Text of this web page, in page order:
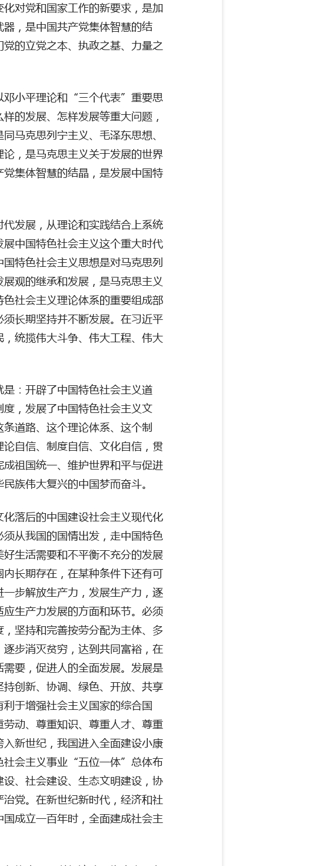
对党和国家工作的新要求，是加
，是中国共产党集体智慧的结
的立党之本、执政之基、力量之
小平理论和 “三个代表”重要思
的发展、怎样发展等重大问题，
马克思列宁主义、毛泽东思想、
，是马克思主义关于发展的世界
集体智慧的结晶，是发展中国特
发展，从理论和实践结合上系统
中国特色社会主义这个重大时代
特色社会主义思想是对马克思列
观的继承和发展，是马克思主义
社会主义理论体系的重要组成部
长期坚持并不断发展。在习近平
统揽伟大斗争、伟大工程、伟大
：开辟了中国特色社会主义道
，发展了中国特色社会主义文
道路、这个理论体系、这个制
自信、制度自信、文化自信，贯
祖国统一、维护世界和平与促进
族伟大复兴的中国梦而奋斗。
落后的中国建设社会主义现代化
从我国的国情出发，走中国特色
生活需要和不平衡不充分的发展
长期存在，在某种条件下还有可
步解放生产力，发展生产力，逐
生产力发展的方面和环节。必须
坚持和完善按劳分配为主体、多
步消灭贫穷，达到共同富裕，在
要，促进人的全面发展。发展是
创新、协调、绿色、开放、共享
于增强社会主义国家的综合国
动、尊重知识、尊重人才、尊重
新世纪，我国进入全面建设小康
会主义事业 “五位一体”总体布
、社会建设、生态文明建设，协
党。在新世纪新时代，经济和社
成立一百年时，全面建成社会主